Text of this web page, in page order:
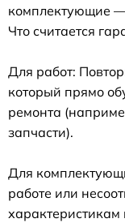
комплектующие
Что считается
Для работ:
который прямо
ремонта
запчасти).
Для
работе или